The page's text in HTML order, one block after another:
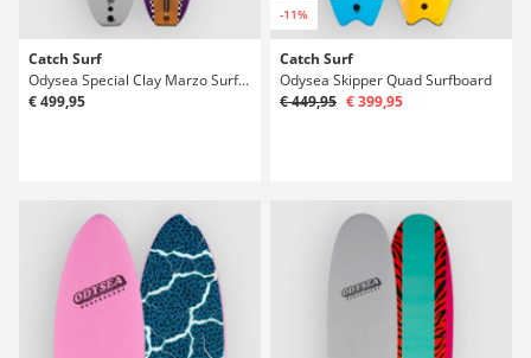
Catch Surf
Odysea Special Clay Marzo Surfboard
€ 499,95
-11%
Catch Surf
Odysea Skipper Quad Surfboard
€ 449,95 € 399,95